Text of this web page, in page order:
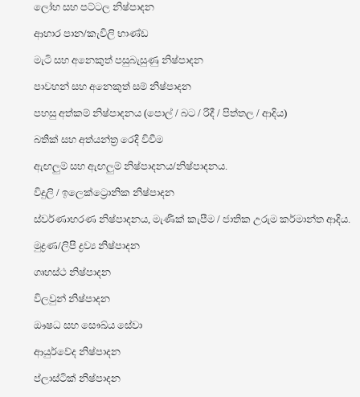
ලෝහ සහ පට්ටල නිෂ්පාදන
ආහාර පාන/කැවිලි භාණ්ඩ
මැටි සහ අනෙකුත් පසුබැසුණු නිෂ්පාදන
පාවහන් සහ අනෙකුත් සම් නිෂ්පාදන
පහසු අත්කම් නිෂ්පාදනය (පොල් / බට / රිදී / පිත්තල / ආදිය)
බතික් සහ අත්යන්ත්‍ර රෙදි විවීම
ඇඟලුම් සහ ඇඟලුම් නිෂ්පාදනය/නිෂ්පාදනය.
විදුලි / ඉලෙක්ට්‍රොනික නිෂ්පාදන
ස්වර්ණාභරණ නිෂ්පාදනය, මැණික් කැපීම / ජාතික උරුම කර්මාන්ත ආදිය.
මුද්‍රණ/ලිපි ද්‍රව්‍ය නිෂ්පාදන
ගෘහස්ථ නිෂ්පාදන
විලවුන් නිෂ්පාදන
ඖෂධ සහ සෞඛ්ය සේවා
ආයුර්වේද නිෂ්පාදන
ප්ලාස්ටික් නිෂ්පාදන